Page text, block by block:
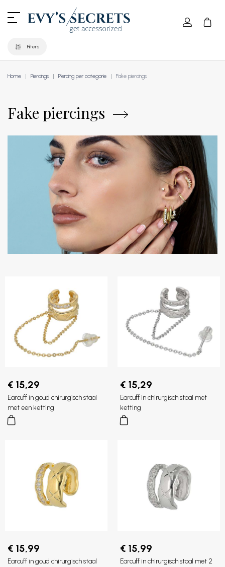
Filters
Home Piercings Piercing per categorie Fake piercings
Fake piercings
€ 15,29
Earcuff in goud chirurgisch staal
met een ketting
€ 15,29
Earcuff in chirurgisch staal met
ketting
€ 15,99
Earcuff in goud chirurgisch staal
€ 15,99
Earcuff in chirurgisch staal met 2